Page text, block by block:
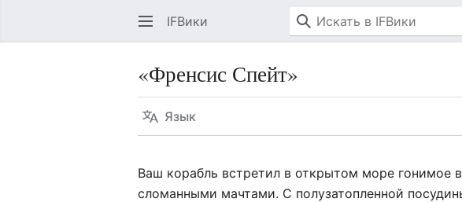
IFВики
«Френсис Спейт»
Язык
Ваш корабль встретил в открытом море гонимое
сломанными мачтами. С полузатопленной